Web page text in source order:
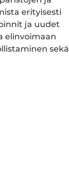
erityisesti
ja uudet
elinvoimaan
sekä